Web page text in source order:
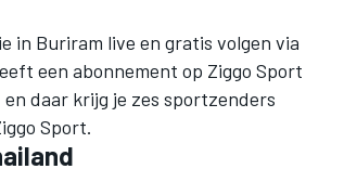
in Buriram live en gratis volgen via
een abonnement op Ziggo Sport
daar krijg je zes sportzenders
Sport.